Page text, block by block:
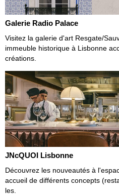
Galerie Radio Palace
Visitez la galerie d'art Resgate/
immeuble historique à Lisbonne
créations.
JNcQUOI Lisbonne
Découvrez les nouveautés à
accueil de différents concepts
les.